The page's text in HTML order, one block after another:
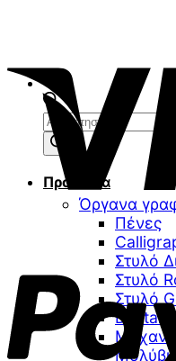
Αναζήτηση
προϊόντων
Προϊόντα
Όργανα
Πένες
Στυλό
Στυλό
Στυλό
Digital
Μολύβια